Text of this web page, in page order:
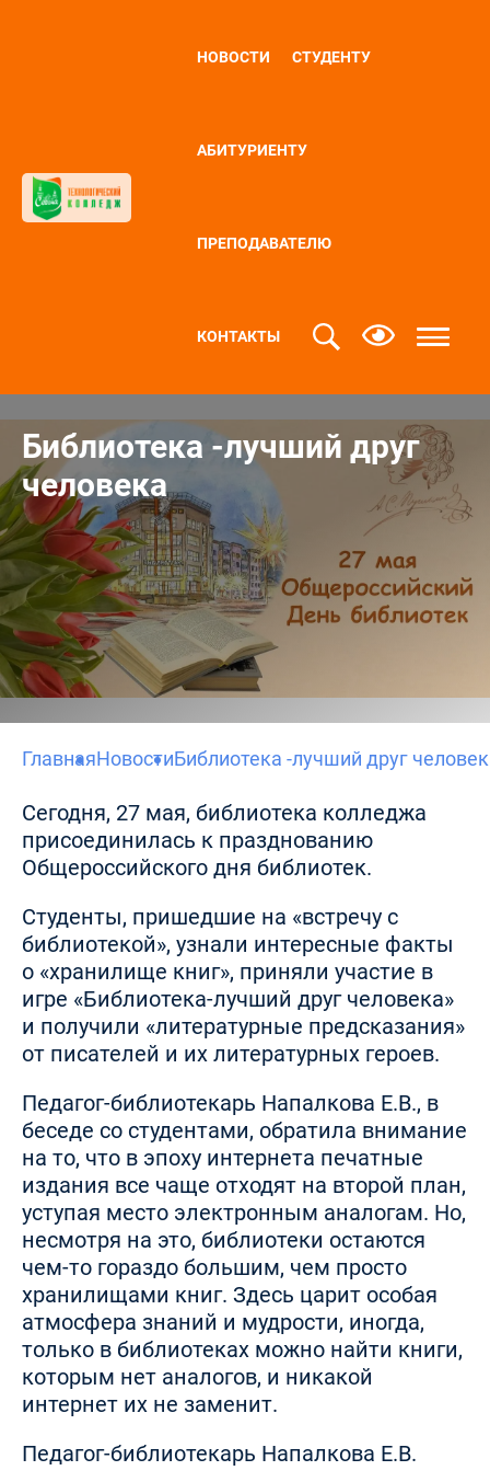
НОВОСТИ СТУДЕНТУ
АБИТУРИЕНТУ
ПРЕПОДАВАТЕЛЮ
КОНТАКТЫ
Библиотека -лучший друг
человека
ГлавнаяНовостиБиблиотека -лучший друг
Сегодня, 27 мая, библиотека колледжа
присоединилась к празднованию
Общероссийского дня библиотек.
Студенты, пришедшие на «встречу с
библиотекой», узнали интересные факты
о «хранилище книг», приняли участие в
игре «Библиотека-лучший друг человека»
и получили «литературные предсказания»
от писателей и их литературных героев.
Педагог-библиотекарь Напалкова Е.В., в
беседе со студентами, обратила внимание
на то, что в эпоху интернета печатные
издания все чаще отходят на второй план,
уступая место электронным аналогам. Но,
несмотря на это, библиотеки остаются
чем-то гораздо большим, чем просто
хранилищами книг. Здесь царит особая
атмосфера знаний и мудрости, иногда,
только в библиотеках можно найти книги,
которым нет аналогов, и никакой
интернет их не заменит.
Педагог-библиотекарь Напалкова Е.В.